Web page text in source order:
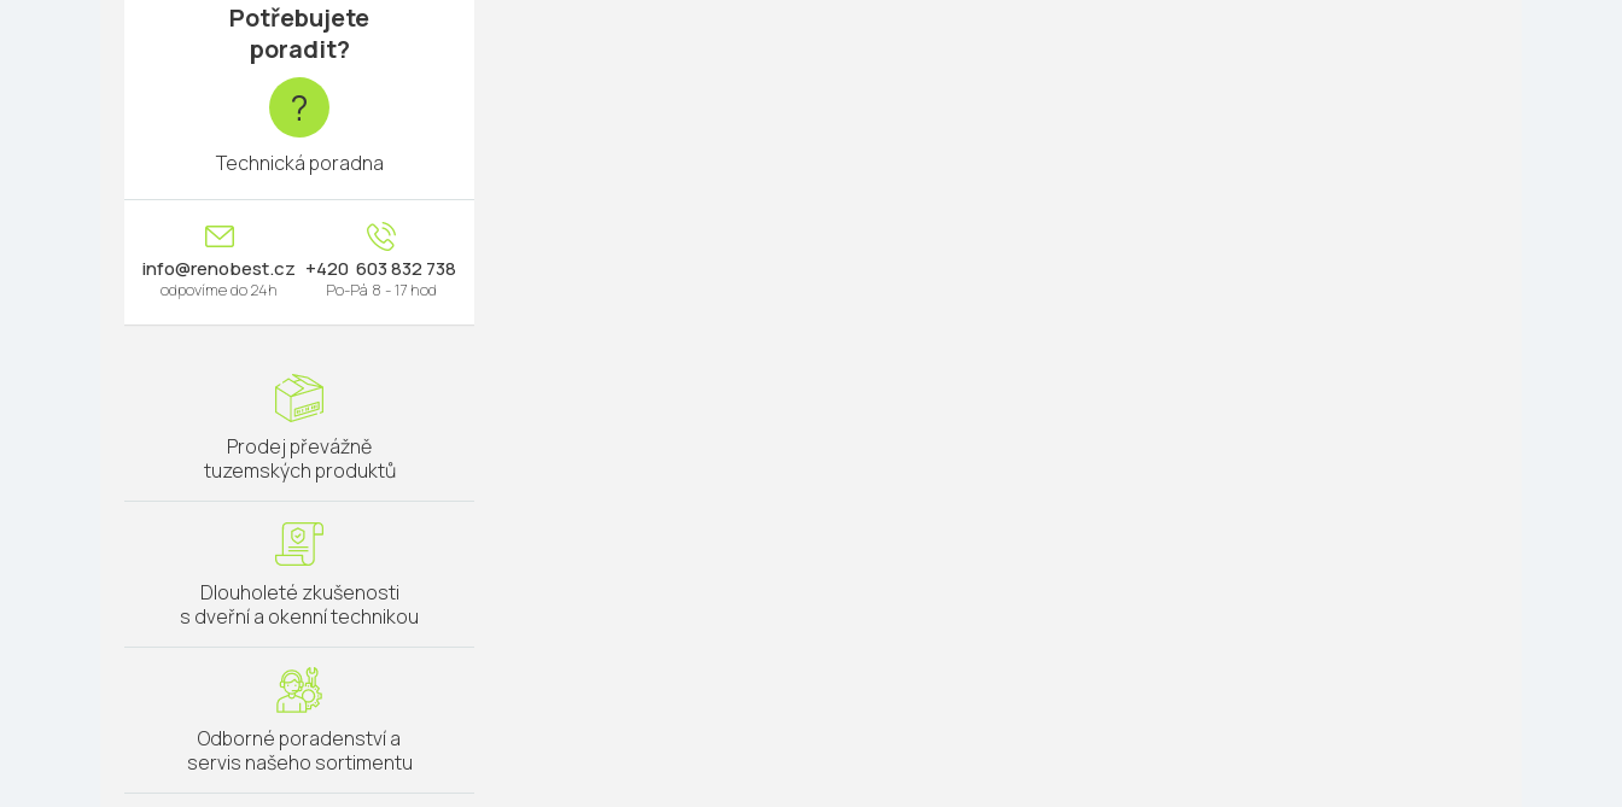
Potřebujete
poradit?
?
Technická poradna
info@renobest.cz 603 832 738
Prodej převážně
tuzemských produktů
Dlouholeté zkušenosti
s dveřní a okenní technikou
Odborné poradenství a
servis našeho sortimentu